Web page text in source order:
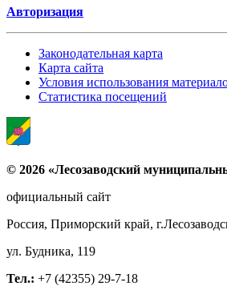
Авторизация
Законодательная карта
Карта сайта
Условия использования
Статистика посещений
© 2026 «Лесозаводский
официальный сайт
Россия, Приморский край,
ул. Будника, 119
Тел.: +7 (42355) 29-7-18